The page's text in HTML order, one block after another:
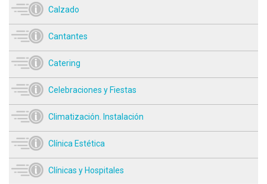
Calzado
Cantantes
Catering
Celebraciones y Fiestas
Climatización. Instalación
Clínica Estética
Clínicas y Hospitales